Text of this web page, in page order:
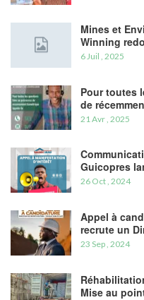
Mines et
Winning
6 Juil , 2025
Pour toutes
de
21 Avr , 2025
Guicopres
26 Oct , 2024
Appel à
recrute un
23 Sep , 2024
Mise au